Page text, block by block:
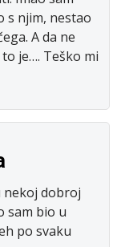
s njim, nestao
A da ne
je…. Teško mi
nekoj dobroj
sаm bio u
po svаku